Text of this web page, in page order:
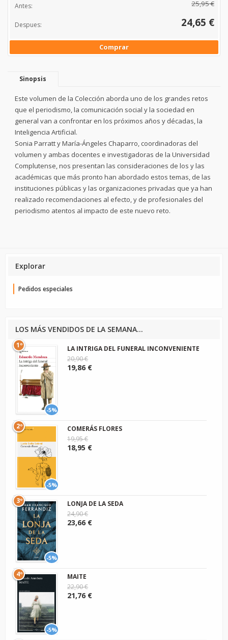
Antes: 25,95 €
Despues: 24,65 €
Comprar
Sinopsis
Este volumen de la Colección aborda uno de los grandes retos
que el periodismo, la comunicación social y la sociedad en
general van a confrontar en los próximos años y décadas, la
Inteligencia Artificial.
Sonia Parratt y María-Ángeles Chaparro, coordinadoras del
volumen y ambas docentes e investigadoras de la Universidad
Complutense, nos presentan las consideraciones de los y las
académicas que más pronto han abordado estos temas, de las
instituciones públicas y las organizaciones privadas que ya han
realizado recomendaciones al efecto, y de profesionales del
periodismo atentos al impacto de este nuevo reto.
Explorar
Pedidos especiales
LOS MÁS VENDIDOS DE LA SEMANA...
-5%
1º
LA INTRIGA DEL FUNERAL INCONVENIENTE
20,90 €
19,86 €
-5%
2º
COMERÁS FLORES
19,95 €
18,95 €
-5%
3º
LONJA DE LA SEDA
24,90 €
23,66 €
-5%
4º
MAITE
22,90 €
21,76 €